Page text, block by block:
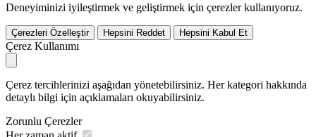
Deneyiminizi iyileştirmek ve geliştirmek için çerezler kullanıyoruz.
Çerezleri Özelleştir Hepsini Reddet Hepsini Kabul Et
Çerez Kullanımı
Çerez tercihlerinizi aşağıdan yönetebilirsiniz. Her kategori hakkında
detaylı bilgi için açıklamaları okuyabilirsiniz.
Zorunlu Çerezler